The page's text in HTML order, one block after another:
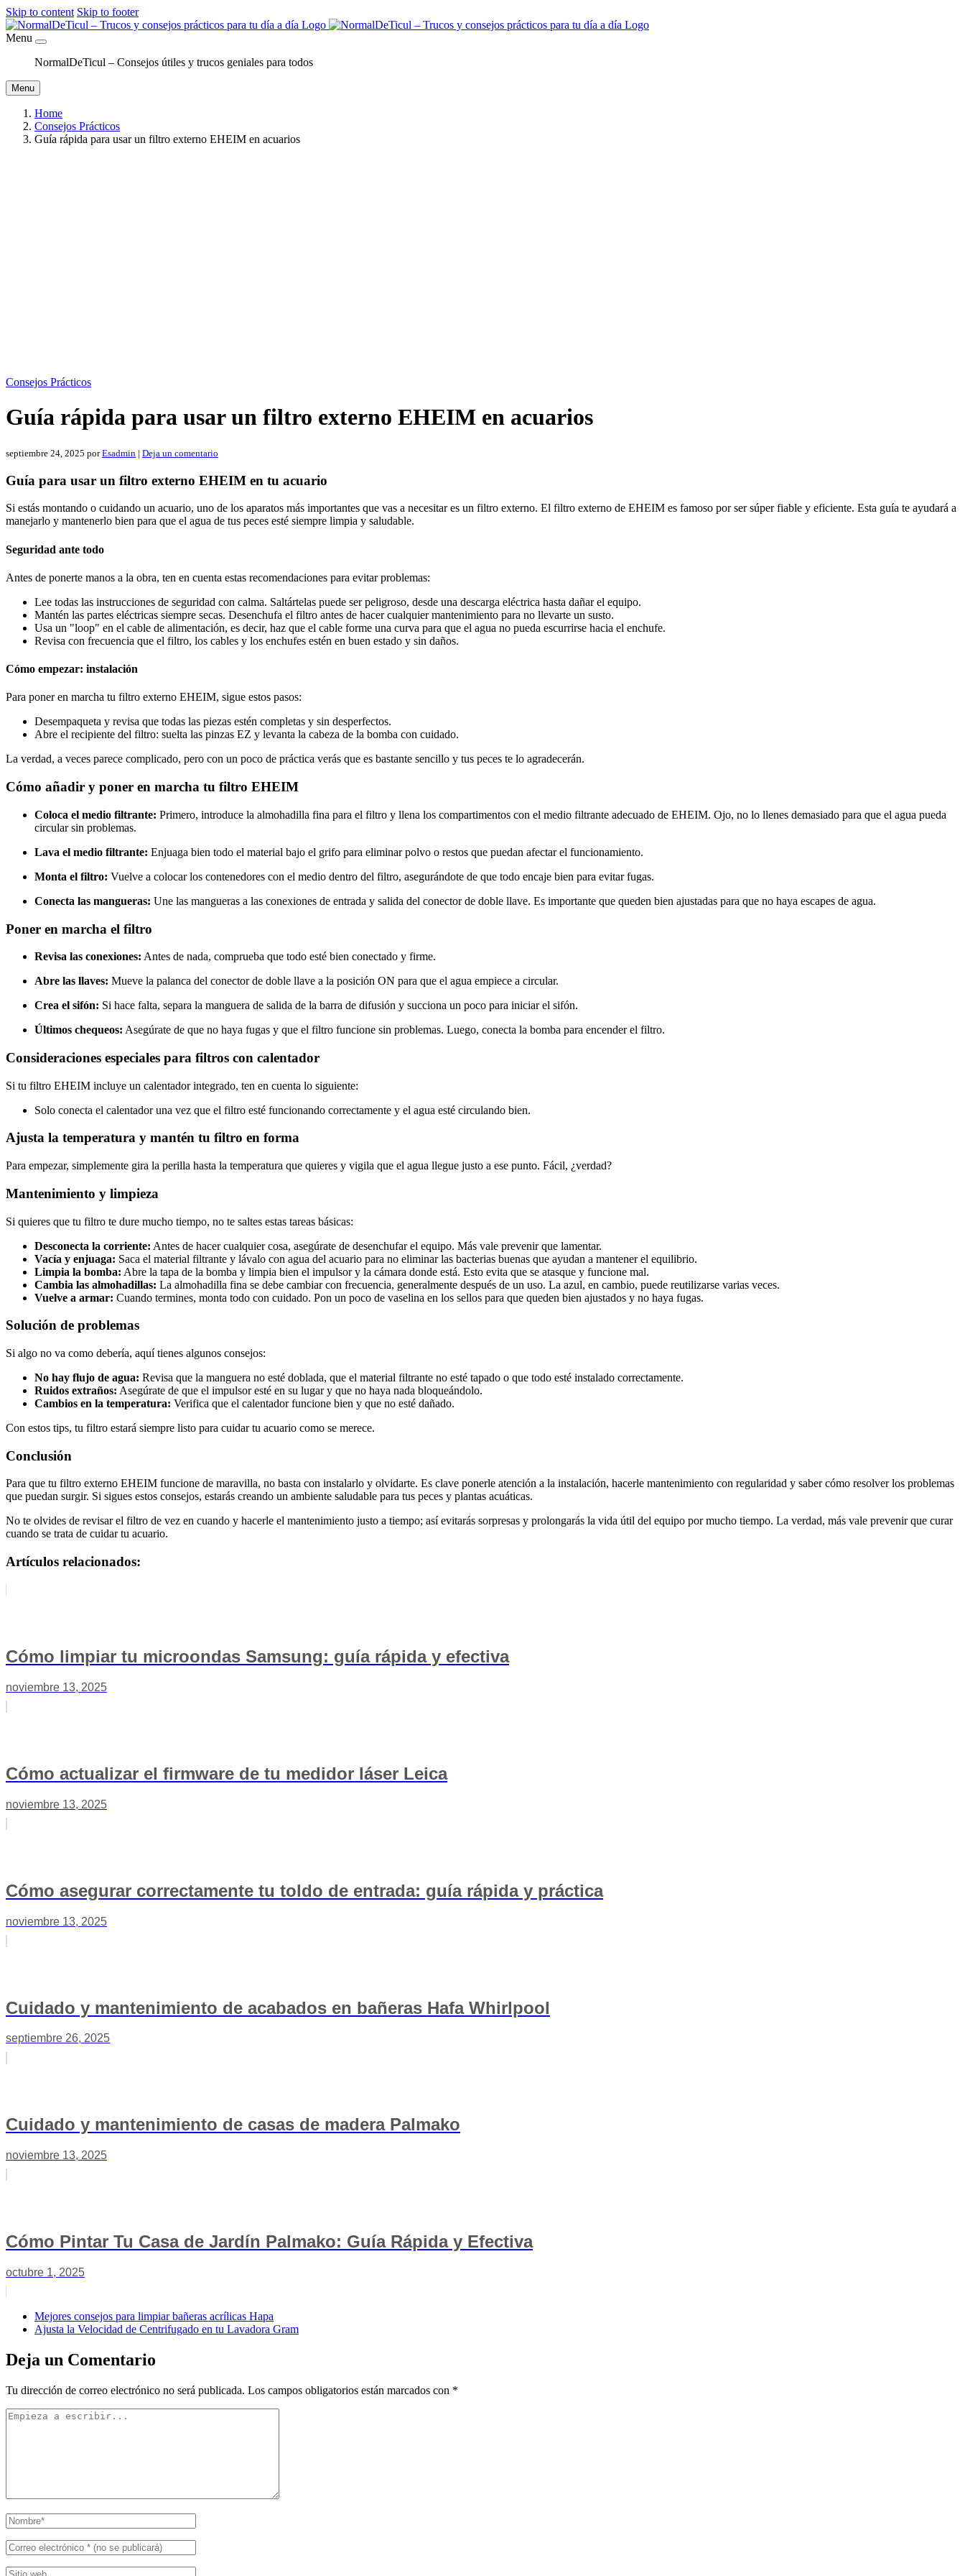
Skip to content Skip to footer
Menu
NormalDeTicul – Consejos útiles y trucos geniales para todos
Menu
Home
Consejos Prácticos
Guía rápida para usar un filtro externo EHEIM en acuarios
Consejos Prácticos
Guía rápida para usar un filtro externo EHEIM en acuarios
septiembre 24, 2025 porEsadmin | Deja un comentario
Guía para usar un filtro externo EHEIM en tu acuario
Si estás montando o cuidando un acuario, uno de los aparatos más importantes que vas a necesitar es un filtro externo. El filtro externo de EHEIM es famoso por ser súper fiable y eficiente. Esta guía te ayudará a
manejarlo y mantenerlo bien para que el agua de tus peces esté siempre limpia y saludable.
Seguridad ante todo
Antes de ponerte manos a la obra, ten en cuenta estas recomendaciones para evitar problemas:
Lee todas las instrucciones de seguridad con calma. Saltártelas puede ser peligroso, desde una descarga eléctrica hasta dañar el equipo.
Mantén las partes eléctricas siempre secas. Desenchufa el filtro antes de hacer cualquier mantenimiento para no llevarte un susto.
Usa un "loop" en el cable de alimentación, es decir, haz que el cable forme una curva para que el agua no pueda escurrirse hacia el enchufe.
Revisa con frecuencia que el filtro, los cables y los enchufes estén en buen estado y sin daños.
Cómo empezar: instalación
Para poner en marcha tu filtro externo EHEIM, sigue estos pasos:
Desempaqueta y revisa que todas las piezas estén completas y sin desperfectos.
Abre el recipiente del filtro: suelta las pinzas EZ y levanta la cabeza de la bomba con cuidado.
La verdad, a veces parece complicado, pero con un poco de práctica verás que es bastante sencillo y tus peces te lo agradecerán.
Cómo añadir y poner en marcha tu filtro EHEIM
Coloca el medio filtrante: Primero, introduce la almohadilla fina para el filtro y llena los compartimentos con el medio filtrante adecuado de EHEIM. Ojo, no lo llenes demasiado para que el agua pueda
circular sin problemas.
Lava el medio filtrante: Enjuaga bien todo el material bajo el grifo para eliminar polvo o restos que puedan afectar el funcionamiento.
Monta el filtro: Vuelve a colocar los contenedores con el medio dentro del filtro, asegurándote de que todo encaje bien para evitar fugas.
Conecta las mangueras: Une las mangueras a las conexiones de entrada y salida del conector de doble llave. Es importante que queden bien ajustadas para que no haya escapes de agua.
Poner en marcha el filtro
Revisa las conexiones: Antes de nada, comprueba que todo esté bien conectado y firme.
Abre las llaves: Mueve la palanca del conector de doble llave a la posición ON para que el agua empiece a circular.
Crea el sifón: Si hace falta, separa la manguera de salida de la barra de difusión y succiona un poco para iniciar el sifón.
Últimos chequeos: Asegúrate de que no haya fugas y que el filtro funcione sin problemas. Luego, conecta la bomba para encender el filtro.
Consideraciones especiales para filtros con calentador
Si tu filtro EHEIM incluye un calentador integrado, ten en cuenta lo siguiente:
Solo conecta el calentador una vez que el filtro esté funcionando correctamente y el agua esté circulando bien.
Ajusta la temperatura y mantén tu filtro en forma
Para empezar, simplemente gira la perilla hasta la temperatura que quieres y vigila que el agua llegue justo a ese punto. Fácil, ¿verdad?
Mantenimiento y limpieza
Si quieres que tu filtro te dure mucho tiempo, no te saltes estas tareas básicas:
Desconecta la corriente: Antes de hacer cualquier cosa, asegúrate de desenchufar el equipo. Más vale prevenir que lamentar.
Vacía y enjuaga: Saca el material filtrante y lávalo con agua del acuario para no eliminar las bacterias buenas que ayudan a mantener el equilibrio.
Limpia la bomba: Abre la tapa de la bomba y limpia bien el impulsor y la cámara donde está. Esto evita que se atasque y funcione mal.
Cambia las almohadillas: La almohadilla fina se debe cambiar con frecuencia, generalmente después de un uso. La azul, en cambio, puede reutilizarse varias veces.
Vuelve a armar: Cuando termines, monta todo con cuidado. Pon un poco de vaselina en los sellos para que queden bien ajustados y no haya fugas.
Solución de problemas
Si algo no va como debería, aquí tienes algunos consejos:
No hay flujo de agua: Revisa que la manguera no esté doblada, que el material filtrante no esté tapado o que todo esté instalado correctamente.
Ruidos extraños: Asegúrate de que el impulsor esté en su lugar y que no haya nada bloqueándolo.
Cambios en la temperatura: Verifica que el calentador funcione bien y que no esté dañado.
Con estos tips, tu filtro estará siempre listo para cuidar tu acuario como se merece.
Conclusión
Para que tu filtro externo EHEIM funcione de maravilla, no basta con instalarlo y olvidarte. Es clave ponerle atención a la instalación, hacerle mantenimiento con regularidad y saber cómo resolver los problemas
que puedan surgir. Si sigues estos consejos, estarás creando un ambiente saludable para tus peces y plantas acuáticas.
No te olvides de revisar el filtro de vez en cuando y hacerle el mantenimiento justo a tiempo; así evitarás sorpresas y prolongarás la vida útil del equipo por mucho tiempo. La verdad, más vale prevenir que curar
cuando se trata de cuidar tu acuario.
Artículos relacionados:
Cómo limpiar tu microondas Samsung: guía rápida y efectiva
noviembre 13, 2025
Cómo actualizar el firmware de tu medidor láser Leica
noviembre 13, 2025
Cómo asegurar correctamente tu toldo de entrada: guía rápida y práctica
noviembre 13, 2025
Cuidado y mantenimiento de acabados en bañeras Hafa Whirlpool
septiembre 26, 2025
Cuidado y mantenimiento de casas de madera Palmako
noviembre 13, 2025
Cómo Pintar Tu Casa de Jardín Palmako: Guía Rápida y Efectiva
octubre 1, 2025
Mejores consejos para limpiar bañeras acrílicas Hapa
Ajusta la Velocidad de Centrifugado en tu Lavadora Gram
Deja un Comentario
Tu dirección de correo electrónico no será publicada. Los campos obligatorios están marcados con *